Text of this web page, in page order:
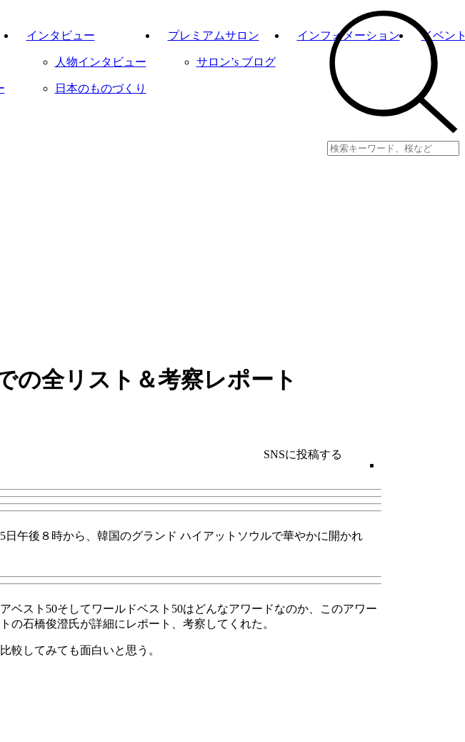
インタビュー
人物インタビュー
日本のものづくり
プレミアムサロン
サロン’s ブログ
インフォメーション イベン
の全リスト＆考察レポート
SNSに投稿する
日午後８時から、韓国のグランド ハイアットソウルで華やかに開かれ
ベスト50そしてワールドベスト50はどんなアワー ドなのか、
このアワー
の石橋俊澄氏が詳細にレポート、 考察してくれた。
較してみても面白いと思う。